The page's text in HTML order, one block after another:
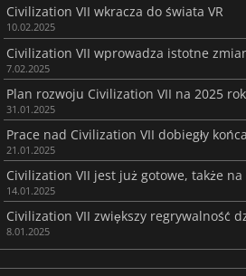
Civilization VII wkracza do świata VR
10.02.2025
Civilization VII wprowadza istotne
7.02.2025
31.01.2025
21.01.2025
14.01.2025
8.01.2025